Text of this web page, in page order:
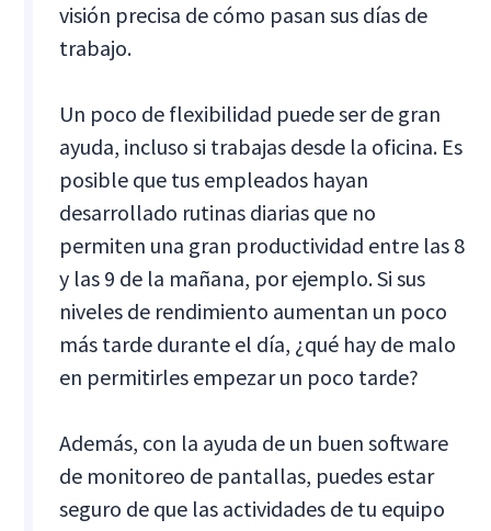
visión precisa de cómo pasan sus días de
trabajo.
Un poco de flexibilidad puede ser de gran
ayuda, incluso si trabajas desde la oficina. Es
posible que tus empleados hayan
desarrollado rutinas diarias que no
permiten una gran productividad entre las 8
y las 9 de la mañana, por ejemplo. Si sus
niveles de rendimiento aumentan un poco
más tarde durante el día, ¿qué hay de malo
en permitirles empezar un poco tarde?
Además, con la ayuda de un buen software
de monitoreo de pantallas, puedes estar
seguro de que las actividades de tu equipo